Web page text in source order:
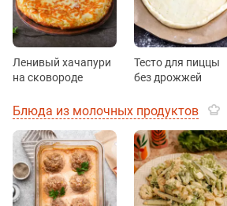
Ленивый хачапури
на сковороде
Тесто для пиццы
без дрожжей
Блюда из молочных продуктов